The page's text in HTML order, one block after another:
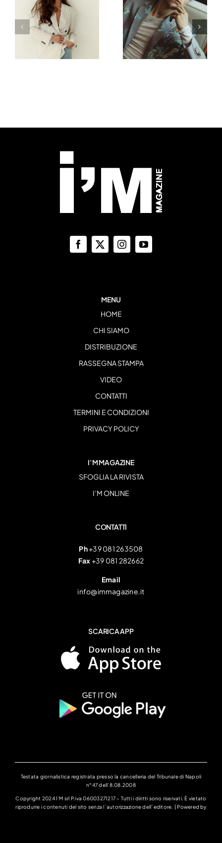
Matteo
Paolillo
Vincenzo
Ferrera
MENU
HOME
CHI SIAMO
DISTRIBUZIONE
RASSEGNA STAMPA
VIDEO
CONTATTI
TERMINI E CONDIZIONI
PRIVACY POLICY
I’M MAGAZINE
SFOGLIA LA RIVISTA
I’M ONLINE
CONTATTI
Ph+39 081 263508
Fax+39 081 282662
Email
info@immagazine.it
SCARICA APP
Testata giornalistica registrata presso la cancelleria del Tribunale di Napoli
n°47 dell’8.08.2008
Copyright 2024 I’M srl P.iva 06003271217 – Tutti i diritti sono riservati. È vietato
riprodurre i contenuti del sito senza l´autorizzazione dell´editore. | Powered by